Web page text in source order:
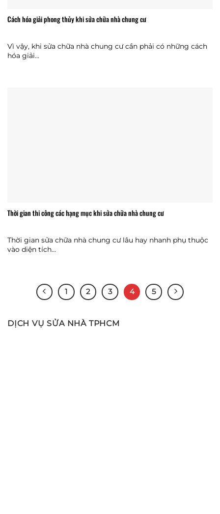
Cách hóa giải phong thủy khi sửa chữa nhà chung cư
Vì vậy, khi sửa chữa nhà chung cư cần phải có những cách
hóa giải...
Thời gian thi công các hạng mục khi sửa chữa nhà chung cư
Thời gian sửa chữa nhà chung cư lâu hay nhanh phụ thuộc
vào diện tích...
1 2 3 4 5
DỊCH VỤ SỬA NHÀ TPHCM